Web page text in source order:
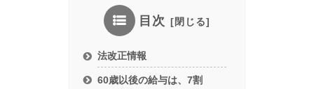
目次
法改正情報
60歳以後の給与は、7割